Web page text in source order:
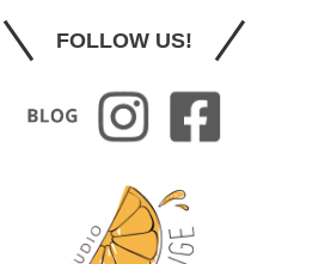
FOLLOW US!